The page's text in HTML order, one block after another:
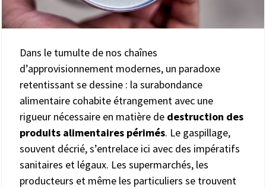
Dans le tumulte de nos chaînes
d’approvisionnement modernes, un paradoxe
retentissant se dessine : la surabondance
alimentaire cohabite étrangement avec une
rigueur nécessaire en matière de destruction des
produits alimentaires périmés. Le gaspillage,
souvent décrié, s’entrelace ici avec des impératifs
sanitaires et légaux. Les supermarchés, les
producteurs et même les particuliers se trouvent